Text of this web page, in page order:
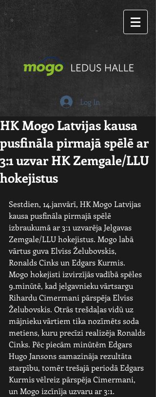
Log In
HK Mogo Latvijas kausa
pusfināla pirmajā spēlē ar
3:1 uzvar HK Zemgale/LLU
hokejistus
Sestdien, 14.janvārī, HK Mogo Latvijas
kausa pusfināla pirmajā spēlē
izbraukumā ar 3:1 uzvarēja Jelgavas
Zemgale/LLU hokejistus. Mogo labā
vārtus guva Elviss Želubovskis,
Ronalds Cinks un Edgars Kurmis.
Mogo hokejisti izvirzījās vadībā spēles
9.minūtē, kad jelgavnieku vārtsargu
Rihardu Cimermani pārspēja Elviss
Želubovskis. Otrās trešdaļas vidū uz
mājnieku vārtiem tika nozīmēts soda
metiens, kuru precīzi realizēja Ronalds
Cinks. Pēc piecām minūtēm Edgars
Hugo Jansons samazināja rezultāta
starpību, tomēr trešajā periodā Edgars
Kurmis vēlreiz pārspēja Cimermani,
un Mogo izcīnīja uzvaru ar 3:1.